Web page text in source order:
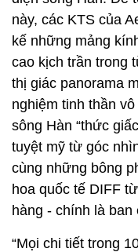
này, các KTS của
kế những mảng
cao kịch trần trong
thị giác panorama
nghiệm tinh thần
sông Hàn “thức
tuyệt mỹ từ góc
cùng những bông
hoa quốc tế DIFF
hàng - chính là ban
“Mọi chi tiết trong